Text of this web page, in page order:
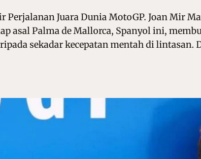
Perjalanan Juara Dunia MotoGP. Joan Mir
asal Palma de Mallorca, Spanyol ini,
sekadar kecepatan mentah di